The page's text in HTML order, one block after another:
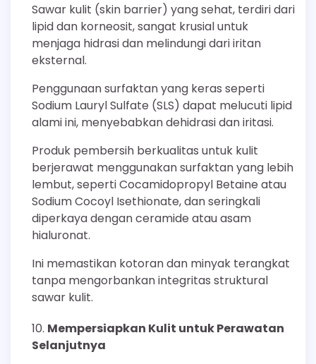
Sawar kulit (skin barrier) yang sehat, terdiri dari
lipid dan korneosit, sangat krusial untuk
menjaga hidrasi dan melindungi dari iritan
eksternal.
Penggunaan surfaktan yang keras seperti
Sodium Lauryl Sulfate (SLS) dapat melucuti lipid
alami ini, menyebabkan dehidrasi dan iritasi.
Produk pembersih berkualitas untuk kulit
berjerawat menggunakan surfaktan yang lebih
lembut, seperti Cocamidopropyl Betaine atau
Sodium Cocoyl Isethionate, dan seringkali
diperkaya dengan ceramide atau asam
hialuronat.
Ini memastikan kotoran dan minyak terangkat
tanpa mengorbankan integritas struktural
sawar kulit.
Mempersiapkan Kulit untuk Perawatan
Selanjutnya